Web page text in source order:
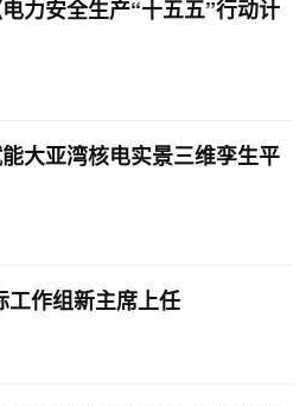
力安全生产“十五五”行动计
大亚湾核电实景三维孪生平
工作组新主席上任